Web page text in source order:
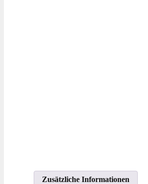
Zusätzliche Informationen